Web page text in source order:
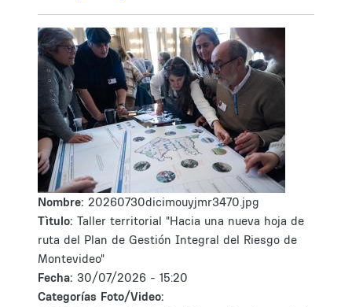
Nombre: 20260730dicimouyjmr3470.jpg
Tìtulo: Taller territorial "Hacia una nueva hoja de
ruta del Plan de Gestión Integral del Riesgo de
Montevideo"
Fecha: 30/07/2026 - 15:20
Categorías Foto/Video: